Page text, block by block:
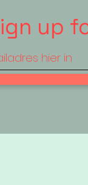
up